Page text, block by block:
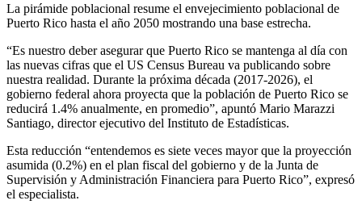
La pirámide poblacional resume el envejecimiento poblacional de
Puerto Rico hasta el año 2050 mostrando una base estrecha.
“Es nuestro deber asegurar que Puerto Rico se mantenga al día con
las nuevas cifras que el US Census Bureau va publicando sobre
nuestra realidad. Durante la próxima década (2017-2026), el
gobierno federal ahora proyecta que la población de Puerto Rico se
reducirá 1.4% anualmente, en promedio”, apuntó Mario Marazzi
Santiago, director ejecutivo del Instituto de Estadísticas.
Esta reducción “entendemos es siete veces mayor que la proyección
asumida (0.2%) en el plan fiscal del gobierno y de la Junta de
Supervisión y Administración Financiera para Puerto Rico”, expresó
el especialista.